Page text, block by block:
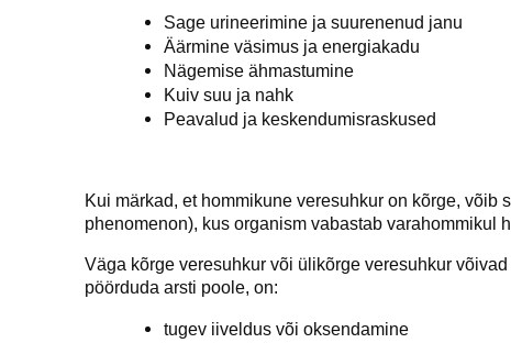
Sage urineerimine ja suurenenud janu
Äärmine väsimus ja energiakadu
Nägemise ähmastumine
Kuiv suu ja nahk
Peavalud ja keskendumisraskused
Kui märkad, et hommikune veresuhkur on kõrge, võib
phenomenon), kus organism vabastab varahommikul
Väga kõrge veresuhkur või ülikõrge veresuhkur
pöörduda arsti poole, on:
tugev iiveldus või oksendamine